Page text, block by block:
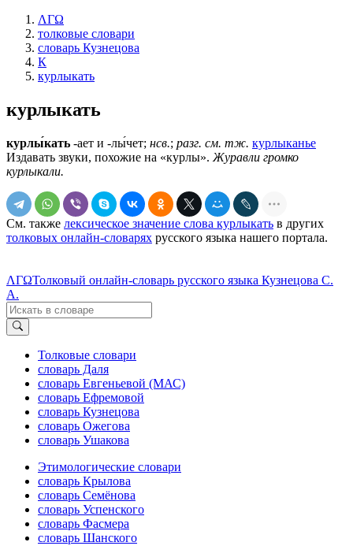
ΛΓΩ
толковые словари
словарь Кузнецова
К
курлыкать
курлыкать
курлы́кать -ает и -лы́чет; нсв.; разг. см. тж. курлыканье
Издавать звуки, похожие на «курлы». Журавли громко
курлыкали.
См. также лексическое значение слова курлыкать в других
толковых онлайн-словарях русского языка нашего портала.
ΛΓΩТолковый онлайн-словарь русского языка Кузнецова С.
А.
Толковые словари
словарь Даля
словарь Евгеньевой (МАС)
словарь Ефремовой
словарь Кузнецова
словарь Ожегова
словарь Ушакова
Этимологические словари
словарь Крылова
словарь Семёнова
словарь Успенского
словарь Фасмера
словарь Шанского